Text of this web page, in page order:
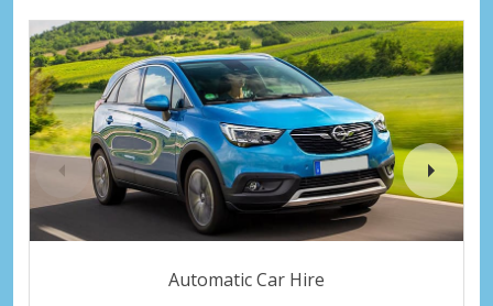
Automatic Car Hire